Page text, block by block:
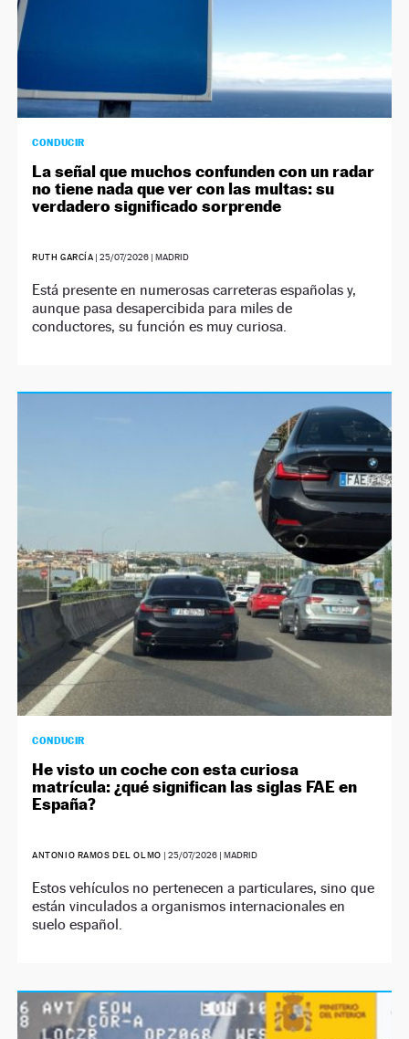
CONDUCIR
La señal que muchos confunden con un radar
no tiene nada que ver con las multas: su
verdadero significado sorprende
RUTH GARCÍA |25/07/2026 | MADRID
Está presente en numerosas carreteras españolas y,
aunque pasa desapercibida para miles de
conductores, su función es muy curiosa.
CONDUCIR
He visto un coche con esta curiosa
matrícula: ¿qué significan las siglas FAE en
España?
ANTONIO RAMOS DEL OLMO | 25/07/2026| MADRID
Estos vehículos no pertenecen a particulares, sino que
están vinculados a organismos internacionales en
suelo español.